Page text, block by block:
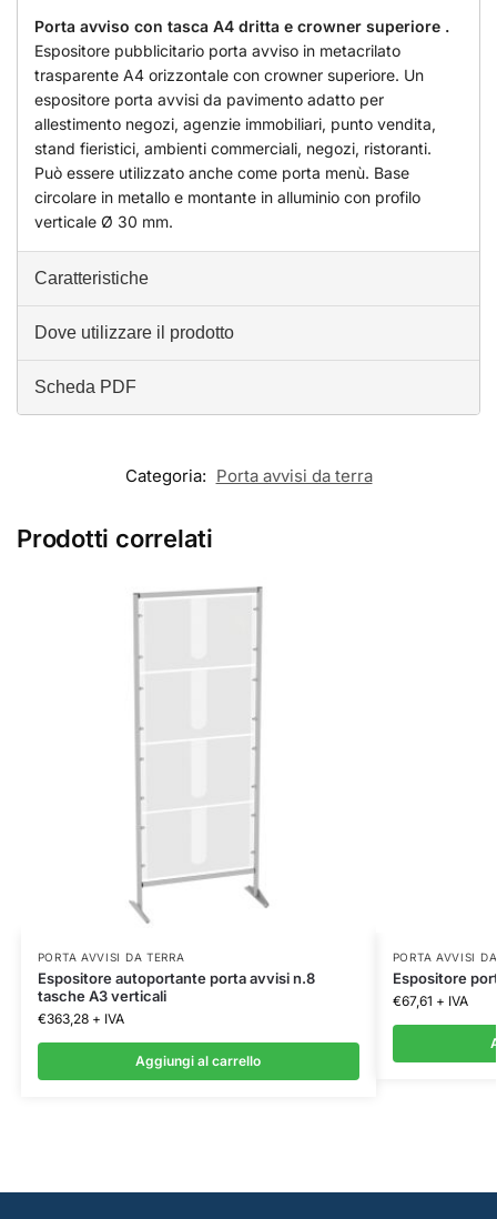
Porta avviso con tasca A4 dritta e crowner superiore .
Espositore pubblicitario porta avviso in metacrilato
trasparente A4 orizzontale con crowner superiore. Un
espositore porta avvisi da pavimento adatto per
allestimento negozi, agenzie immobiliari, punto vendita,
stand fieristici, ambienti commerciali, negozi, ristoranti.
Può essere utilizzato anche come porta menù. Base
circolare in metallo e montante in alluminio con profilo
verticale Ø 30 mm.
Caratteristiche
Dove utilizzare il prodotto
Scheda PDF
Categoria: Porta avvisi da terra
Prodotti correlati
PORTA AVVISI DA TERRA
Espositore autoportante porta avvisi n.8
tasche A3 verticali
€363,28 + IVA
Aggiungi al carrello
PORTA AVVISI
Espositore
€67,61 + IVA